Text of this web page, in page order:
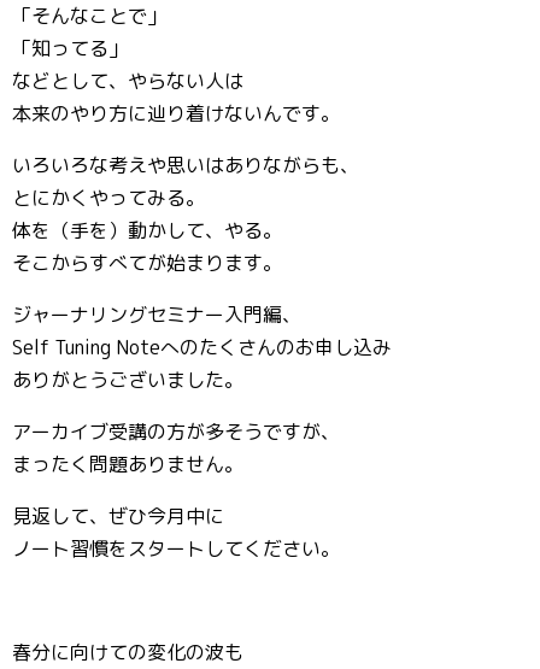
「そんなことで」
「知ってる」
などとして、やらない人は
本来のやり方に辿り着けないんです。
いろいろな考えや思いはありながらも、
とにかくやってみる。
体を（手を）動かして、やる。
そこからすべてが始まります。
ジャーナリングセミナー入門編、
Self Tuning Noteへのたくさんのお申し込み
ありがとうございました。
アーカイブ受講の方が多そうですが、
まったく問題ありません。
見返して、ぜひ今月中に
ノート習慣をスタートしてください。
春分に向けての変化の波も